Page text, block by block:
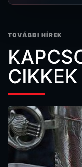
TOVÁBBI HÍREK
CIKKEK